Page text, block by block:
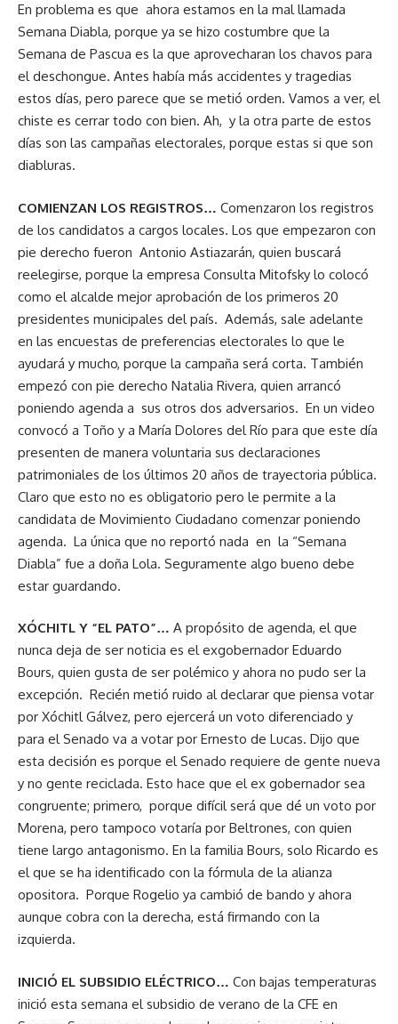
En problema es que ahora estamos en la mal llamada
Semana Diabla, porque ya se hizo costumbre que la
Semana de Pascua es la que aprovecharan los chavos para
el deschongue. Antes había más accidentes y tragedias
estos días, pero parece que se metió orden. Vamos a ver, el
chiste es cerrar todo con bien. Ah, y la otra parte de estos
días son las campañas electorales, porque estas si que son
diabluras.
COMIENZAN LOS REGISTROS… Comenzaron los registros
de los candidatos a cargos locales. Los que empezaron con
pie derecho fueron Antonio Astiazarán, quien buscará
reelegirse, porque la empresa Consulta Mitofsky lo colocó
como el alcalde mejor aprobación de los primeros 20
presidentes municipales del país. Además, sale adelante
en las encuestas de preferencias electorales lo que le
ayudará y mucho, porque la campaña será corta. También
empezó con pie derecho Natalia Rivera, quien arrancó
poniendo agenda a sus otros dos adversarios. En un video
convocó a Toño y a María Dolores del Río para que este día
presenten de manera voluntaria sus declaraciones
patrimoniales de los últimos 20 años de trayectoria pública.
Claro que esto no es obligatorio pero le permite a la
candidata de Movimiento Ciudadano comenzar poniendo
agenda. La única que no reportó nada en la “Semana
Diabla” fue a doña Lola. Seguramente algo bueno debe
estar guardando.
XÓCHITL Y “EL PATO”… A propósito de agenda, el que
nunca deja de ser noticia es el exgobernador Eduardo
Bours, quien gusta de ser polémico y ahora no pudo ser la
excepción. Recién metió ruido al declarar que piensa votar
por Xóchitl Gálvez, pero ejercerá un voto diferenciado y
para el Senado va a votar por Ernesto de Lucas. Dijo que
esta decisión es porque el Senado requiere de gente nueva
y no gente reciclada. Esto hace que el ex gobernador sea
congruente; primero, porque difícil será que dé un voto por
Morena, pero tampoco votaría por Beltrones, con quien
tiene largo antagonismo. En la familia Bours, solo Ricardo es
el que se ha identificado con la fórmula de la alianza
opositora. Porque Rogelio ya cambió de bando y ahora
aunque cobra con la derecha, está firmando con la
izquierda.
INICIÓ EL SUBSIDIO ELÉCTRICO… Con bajas temperaturas
inició esta semana el subsidio de verano de la CFE en